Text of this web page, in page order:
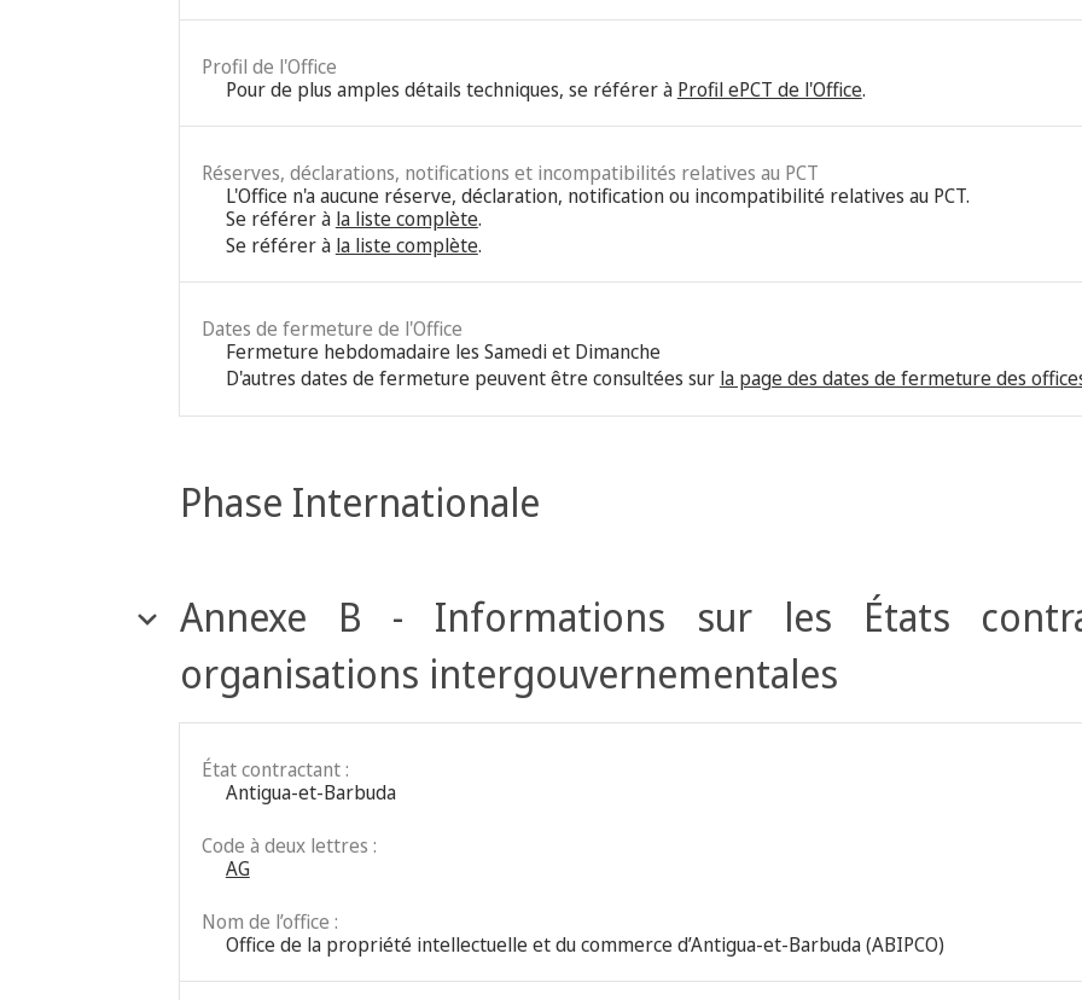
Profil de l'Office
Pour de plus amples détails techniques, se référer à Profil ePCT de l'Office.
Réserves, déclarations, notifications et incompatibilités relatives au PCT
L'Office n'a aucune réserve, déclaration, notification ou incompatibilité relatives au PCT.
Se référer à la liste complète.
Se référer à la liste complète.
Dates de fermeture de l'Office
Fermeture hebdomadaire les Samedi et Dimanche
D'autres dates de fermeture peuvent être consultées sur la page des dates de fermeture des
Phase Internationale
Annexe B - Informations sur les États
organisations intergouvernementales
État contractant :
Antigua-et-Barbuda
Code à deux lettres :
AG
Nom de l’office :
Office de la propriété intellectuelle et du commerce d’Antigua-et-Barbuda (ABIPCO)